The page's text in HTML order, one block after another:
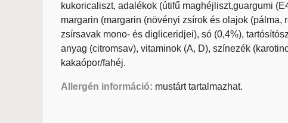
kukoricaliszt, adalékok (útifű maghéjliszt,guargumi
margarin (margarin (növényi zsírok és olajok
zsírsavak mono- és digliceridjei), só (0,4%),
anyag (citromsav), vitaminok (A, D), színezék
kakaópor/fahéj.
Allergén információ: mustárt tartalmazhat.